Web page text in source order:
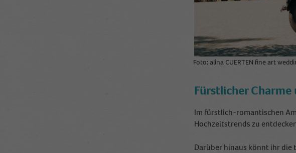
Foto: alina CUERTEN fine art
Fürstlicher
Im fürstlich-romantischen
Hochzeitstrends zu
Darüber hinaus könnt ihr die